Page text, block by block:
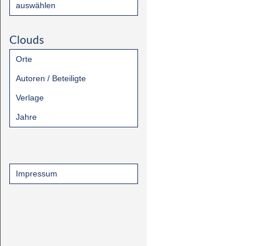
auswählen
Clouds
Orte
Autoren / Beteiligte
Verlage
Jahre
Impressum